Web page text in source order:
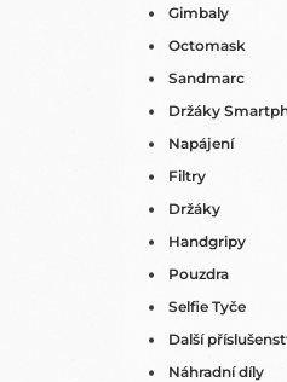
Gimbaly
Octomask
Sandmarc
Držáky
Napájení
Filtry
Držáky
Handgripy
Pouzdra
Selfie Tyče
Další
Náhradní díly